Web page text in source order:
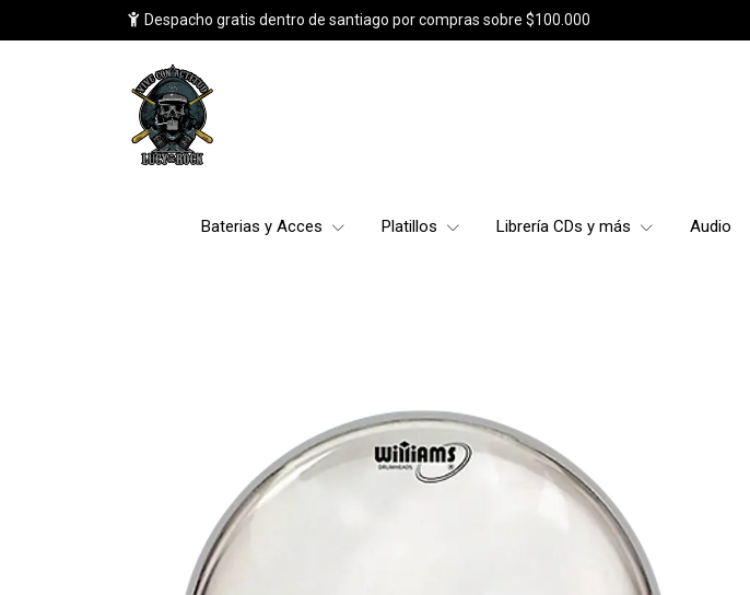
Despacho gratis dentro de santiago por compras sobre $100.000
Baterias y Acces Platillos Librería CDs y más Audio